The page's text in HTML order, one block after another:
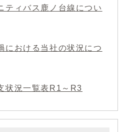
ティバス鹿ノ台線につい
における当社の状況につ
状況一覧表R1～R3